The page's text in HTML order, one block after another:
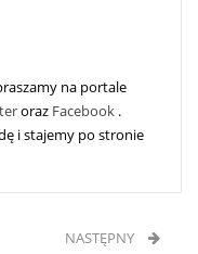
na portale
oraz Facebook .
i stajemy po stronie
NASTĘPNY